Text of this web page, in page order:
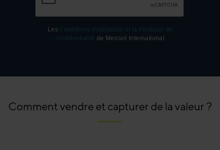
Les Conditions d'utilisation et la Politique de
confidentialité de Mercuri International
Comment vendre et capturer de la valeur ?